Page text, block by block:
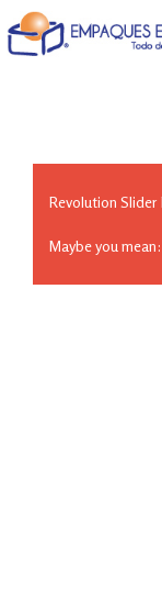
Revolution Slider
Maybe you